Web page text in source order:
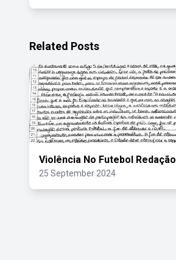
Related Posts
Violência No Futebol Redação
25 September 2024